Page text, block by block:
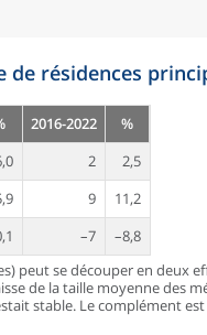
de résidences
2016-2022
%
2
2,5
9
11,2
–7
–8,8
peut se découper en deux
de la taille moyenne des
stable. Le complément